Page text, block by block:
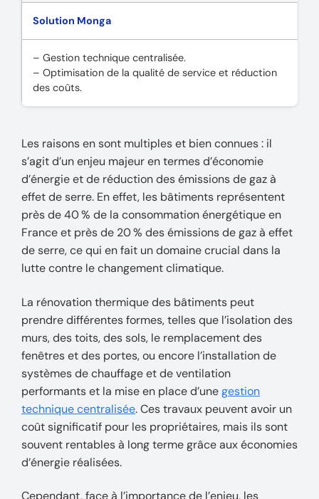
Solution Monga
– Gestion technique centralisée.
– Optimisation de la qualité de service et réduction
des coûts.
Les raisons en sont multiples et bien connues : il
s’agit d’un enjeu majeur en termes d’économie
d’énergie et de réduction des émissions de gaz à
effet de serre. En effet, les bâtiments représentent
près de 40 % de la consommation énergétique en
France et près de 20 % des émissions de gaz à effet
de serre, ce qui en fait un domaine crucial dans la
lutte contre le changement climatique.
La rénovation thermique des bâtiments peut
prendre différentes formes, telles que l’isolation des
murs, des toits, des sols, le remplacement des
fenêtres et des portes, ou encore l’installation de
systèmes de chauffage et de ventilation
performants et la mise en place d’unegestion
technique centralisée. Ces travaux peuvent avoir un
coût significatif pour les propriétaires, mais ils sont
souvent rentables à long terme grâce aux économies
d’énergie réalisées.
Cependant, face à l’importance de l’enjeu, les